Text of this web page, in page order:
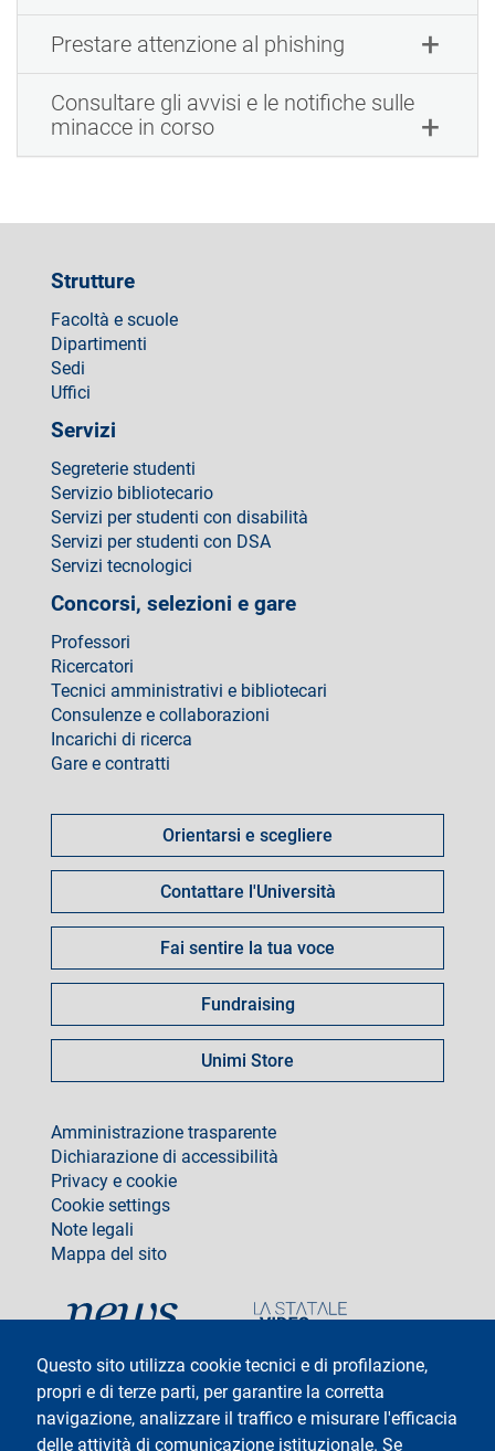
Prestare attenzione al phishing
Consultare gli avvisi e le notifiche sulle
minacce in corso
Questo sito utilizza cookie tecnici e di profilazione,
propri e di terze parti, per garantire la corretta
navigazione, analizzare il traffico e misurare l'efficacia
delle attività di comunicazione istituzionale. Se
Strutture
Facoltà e scuole
Dipartimenti
Sedi
Uffici
Servizi
Segreterie studenti
Servizio bibliotecario
Servizi per studenti con disabilità
Servizi per studenti con DSA
Servizi tecnologici
Concorsi, selezioni e gare
Professori
Ricercatori
Tecnici amministrativi e bibliotecari
Consulenze e collaborazioni
Incarichi di ricerca
Gare e contratti
fare
Orientarsi e scegliere
Contattare l'Università
Fai sentire la tua voce
Fundraising
Unimi Store
footer
Amministrazione trasparente
Dichiarazione di accessibilità
Privacy e cookie
Cookie settings
Note legali
Mappa del sito
social